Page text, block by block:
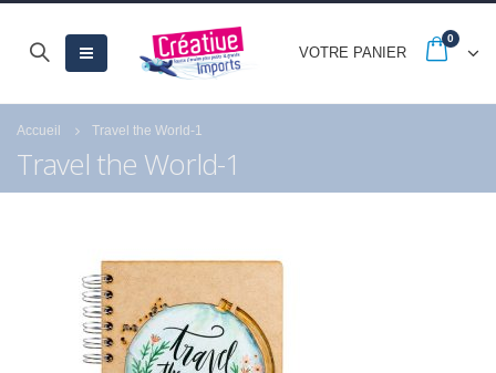
VOTRE PANIER
0
Accueil Travel the World-1
Travel the World-1